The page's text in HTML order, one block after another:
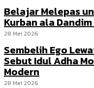
Belajar Melepas
Kurban ala
28 Mei 2026
Sembelih Ego
Sebut Idul Adha
Modern
28 Mei 2026